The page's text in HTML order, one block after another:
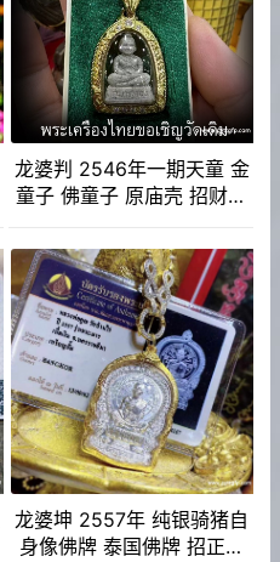
龙婆判 2546年一期天童 金
童子 佛童子 原庙壳 招财人
佛牌
龙婆坤 2557年 纯银骑猪自
身像佛牌 泰国佛牌 招正偏